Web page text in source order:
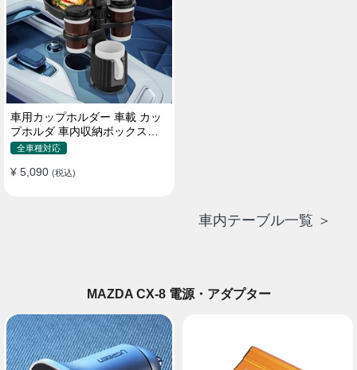
車用カップホルダー 車載 カッ
プホルダ 車内収納ボックス車
載テーブル スマホ置き 調整可
止め 小物置き 多機能 使い勝手
全車種対応
¥ 5,090 (税込)
車内テーブル一覧 ＞
MAZDA CX-8 電源・アダプター